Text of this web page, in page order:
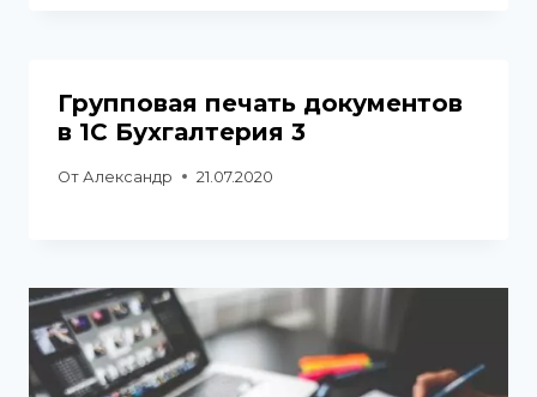
Групповая печать документов
в 1С Бухгалтерия 3
От Александр 21.07.2020